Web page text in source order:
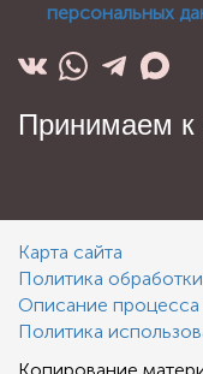
персональных
Принимаем к
Карта сайта
Политика
Описание процесса
Политика